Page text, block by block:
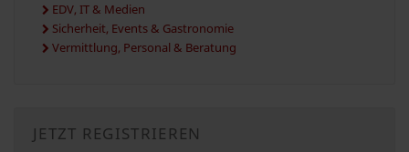
EDV, IT & Medien
Sicherheit, Events & Gastronomie
Vermittlung, Personal & Beratung
JETZT REGISTRIEREN